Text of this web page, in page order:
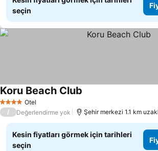
seçin
4 Yıldız Otel
Koru Beach Club
/ Değerlendirme yok Şehir merkezi 1.1 km
Kesin fiyatları görmek için tarihleri
seçin